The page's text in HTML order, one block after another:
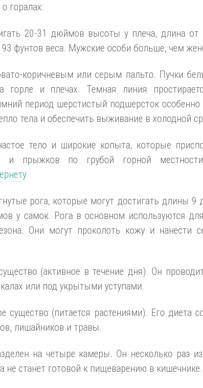
горалах:
20-31 дюймов высоты у плеча, длина от
фунтов веса. Мужские особи больше, чем
коричневым или серым пальто. Пучки
горле и плечах. Темная линия
период шерстистый подшерсток особенно
тела и обеспечить выживание в холодной
тело и широкие копыта, которые
и прыжков по грубой горной
рога, которые могут достигать длины 9
у самок. Рога в основном используются
Они могут проколоть кожу и нанести
(активное в течение дня). Он
или под укрытыми уступами.
существо (питается растениями). Его диета
лишайников и травы.
на четыре камеры. Он несколько раз
не станет готовой к пищеварению в кишечнике.